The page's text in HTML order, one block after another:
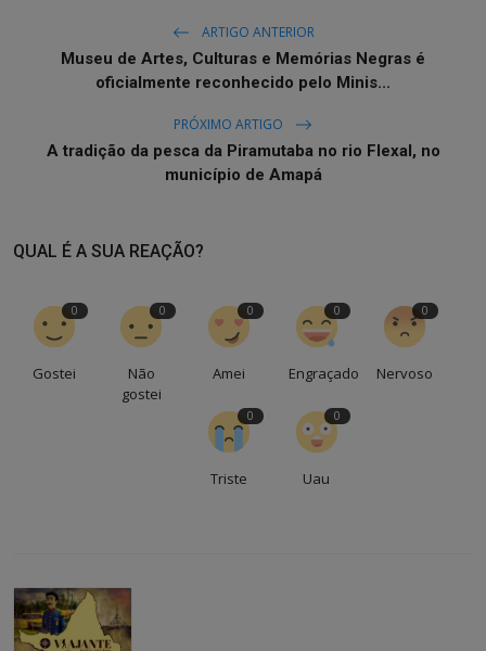
ARTIGO ANTERIOR
Museu de Artes, Culturas e Memórias Negras é
oficialmente reconhecido pelo Minis...
PRÓXIMO ARTIGO
A tradição da pesca da Piramutaba no rio Flexal, no
município de Amapá
QUAL É A SUA REAÇÃO?
0
Gostei
0
Não
gostei
0
Amei
0
Engraçado
0
Nervoso
0
Triste
0
Uau